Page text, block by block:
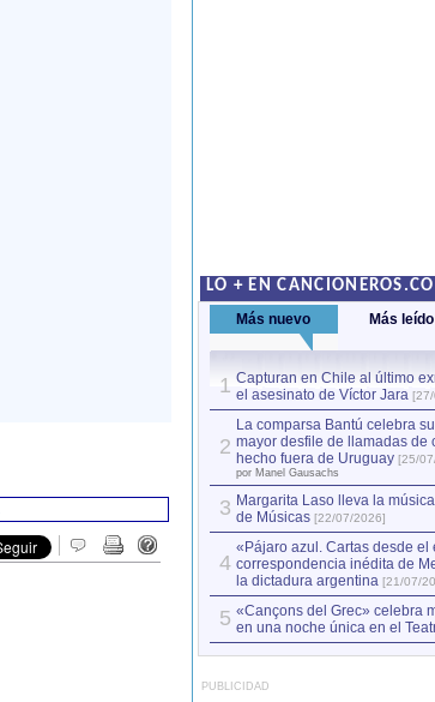
LO + EN
Más nuevo Más leído
1 Capturan en Chile al último
el asesinato de Víctor Jara
2
La comparsa Bantú celebra
mayor desfile de llamadas de
hecho fuera de Uruguay [25/
por Manel Gausachs
3 Margarita Laso lleva la
de Músicas [22/07/2026]
4
«Pájaro azul. Cartas desde el
correspondencia inédita de
la dictadura argentina [21/07/
5 «Cançons del Grec» celebra
en una noche única en el
PUBLICIDAD